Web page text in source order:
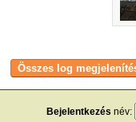
Bejelentkezés név: